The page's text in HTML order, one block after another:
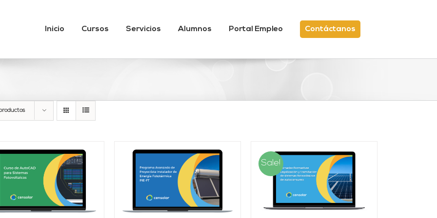
Inicio Cursos Servicios Alumnos Portal Empleo Contáctanos
AÑADIR AL CARRITO
DETALLES
Sale!
AÑADIR AL CARRITO
DETALLES